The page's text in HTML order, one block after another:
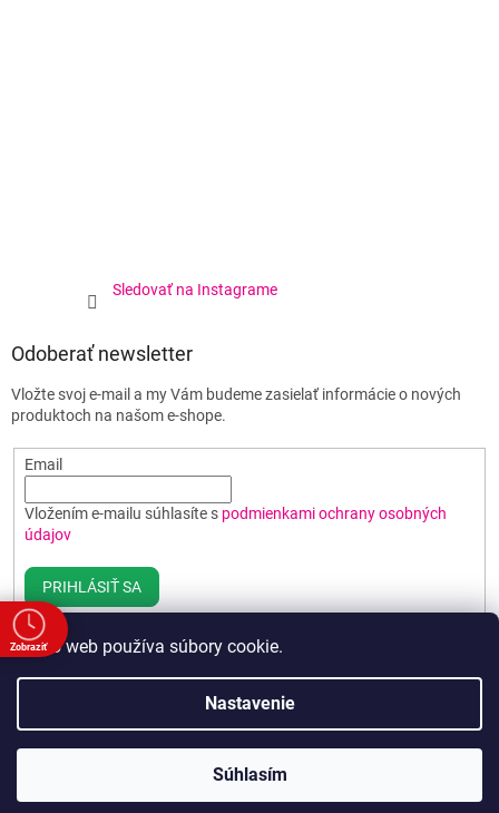
Tento web používa súbory cookie.
Nastavenie
Súhlasím
Sledovať na Instagrame
Odoberať newsletter
Vložte svoj e-mail a my Vám budeme zasielať informácie o nových
produktoch na našom e-shope.
Email
Vložením e-mailu súhlasíte s podmienkami ochrany osobných
údajov
PRIHLÁSIŤ SA
Vytvoril Shoptet
Copyright 2026Poháre BEST. Všetky práva vyhradené.Upraviť
nastavenie cookies
Zobraziť